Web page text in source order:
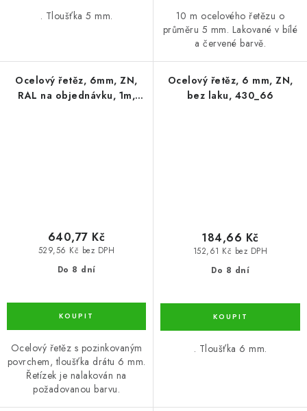
. Tloušťka 5 mm.
10 m ocelového řetězu o
průměru 5 mm. Lakované v bílé
a červené barvě.
Ocelový řetěz, 6mm, ZN,
RAL na objednávku, 1m,
Do 8 dní
529,56 Kč bez DPH
640,77 Kč
Ocelový řetěz s pozinkovaným
povrchem, tloušťka drátu 6 mm.
Řetízek je nalakován na
požadovanou barvu.
Ocelový řetěz, 6 mm, ZN,
bez laku, 430_66
Do 8 dní
152,61 Kč bez DPH
184,66 Kč
. Tloušťka 6 mm.